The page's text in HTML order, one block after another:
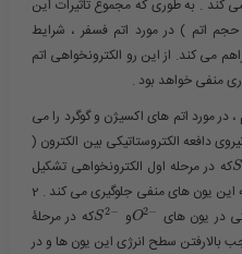
کند . به طوری که مجموع تاثیرات این
اتم ) در مورد اتم فسفر ، شرایط
می کند. از این رو الکترونخواهی اتم
منفی خواهد بود .
در مورد اتم های اکسیژن و گوگرد را می
مربوط دانست . 1) وجود نیروی دافعه الکتروستاتیکی بین الکترون (
S​که در مرحله اول الکترونخواهی تشکیل
می شود و ا زنزدیک شدن الکترون بعدی به این یون های منفی جلوگیری می کند . 2
در یون های
O2− ​و ​ S2−
​که در مرحلۀ
بالارفتن سطح انرژی این یون ها و در